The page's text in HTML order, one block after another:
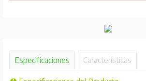
Especificaciones Características